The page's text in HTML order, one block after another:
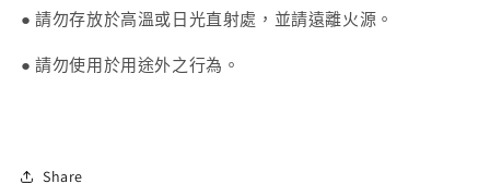
● 請勿存放於高溫或日光直射處，並請遠離火源。
● 請勿使用於用途外之行為。
Share